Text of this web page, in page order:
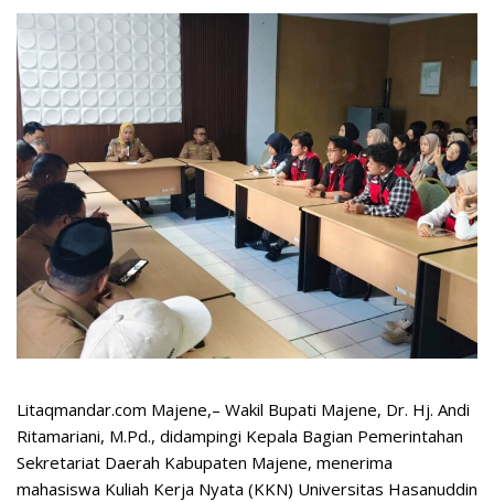
Litaqmandar.com Majene,– Wakil Bupati Majene, Dr. Hj. Andi
Ritamariani, M.Pd., didampingi Kepala Bagian Pemerintahan
Sekretariat Daerah Kabupaten Majene, menerima
mahasiswa Kuliah Kerja Nyata (KKN) Universitas Hasanuddin